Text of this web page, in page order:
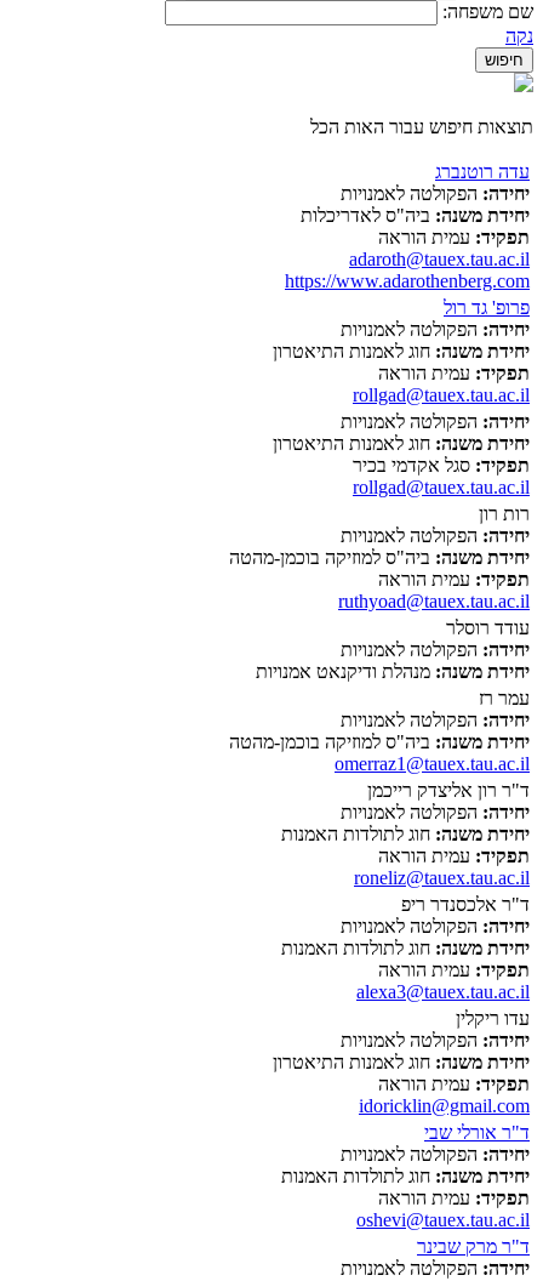
שם משפחה:
נקה
תוצאות חיפוש עבור האות הכל
עדה רוטנברג
יחידה: הפקולטה לאמנויות
יחידת משנה: ביה"ס לאדריכלות
תפקיד: עמית הוראה
adaroth@tauex.tau.ac.il
https://www.adarothenberg.com
פרופ' גד רול
יחידה: הפקולטה לאמנויות
יחידת משנה: חוג לאמנות התיאטרון
תפקיד: עמית הוראה
rollgad@tauex.tau.ac.il
יחידה: הפקולטה לאמנויות
יחידת משנה: חוג לאמנות התיאטרון
תפקיד: סגל אקדמי בכיר
rollgad@tauex.tau.ac.il
רות רון
יחידה: הפקולטה לאמנויות
יחידת משנה: ביה"ס למוזיקה בוכמן-מהטה
תפקיד: עמית הוראה
ruthyoad@tauex.tau.ac.il
עודד רוסלר
יחידה: הפקולטה לאמנויות
יחידת משנה: מנהלת ודיקנאט אמנויות
עמר רז
יחידה: הפקולטה לאמנויות
יחידת משנה: ביה"ס למוזיקה בוכמן-מהטה
omerraz1@tauex.tau.ac.il
ד"ר רון אליצדק רייכמן
יחידה: הפקולטה לאמנויות
יחידת משנה: חוג לתולדות האמנות
תפקיד: עמית הוראה
roneliz@tauex.tau.ac.il
ד"ר אלכסנדר ריפ
יחידה: הפקולטה לאמנויות
יחידת משנה: חוג לתולדות האמנות
תפקיד: עמית הוראה
alexa3@tauex.tau.ac.il
עדו ריקלין
יחידה: הפקולטה לאמנויות
יחידת משנה: חוג לאמנות התיאטרון
תפקיד: עמית הוראה
idoricklin@gmail.com
ד"ר אורלי שבי
יחידה: הפקולטה לאמנויות
יחידת משנה: חוג לתולדות האמנות
תפקיד: עמית הוראה
oshevi@tauex.tau.ac.il
ד"ר מרק שבינר
יחידה: הפקולטה לאמנויות